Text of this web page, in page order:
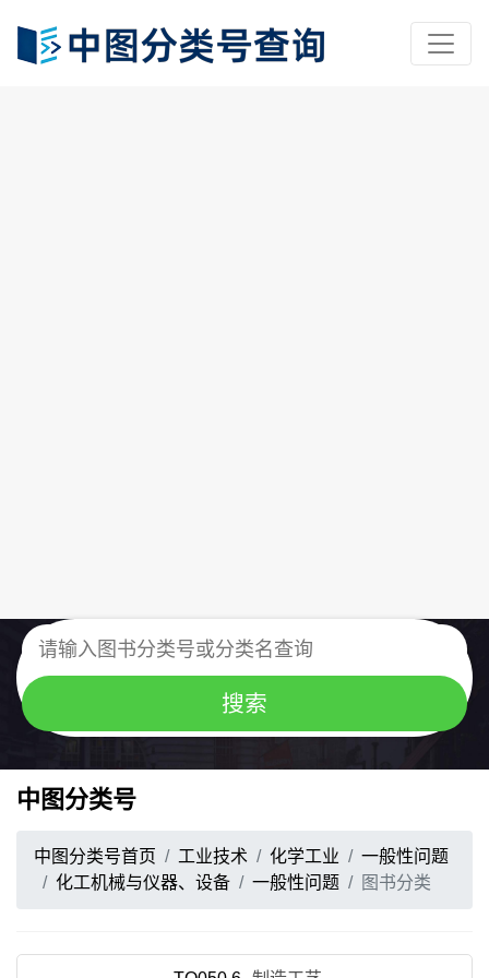
中图分类号
中图分类号首页 工业技术 化学工业
一般性问题
化工机械与仪器、设备
一般性问题 图书分类